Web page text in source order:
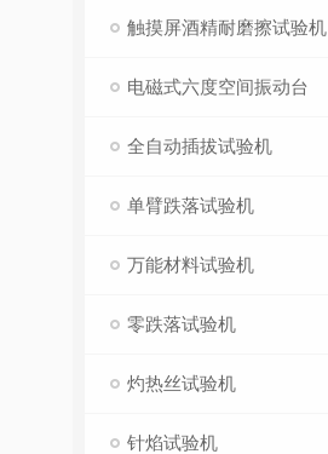
触摸屏酒精耐磨擦试验机
电磁式六度空间振动台
全自动插拔试验机
单臂跌落试验机
万能材料试验机
零跌落试验机
灼热丝试验机
针焰试验机